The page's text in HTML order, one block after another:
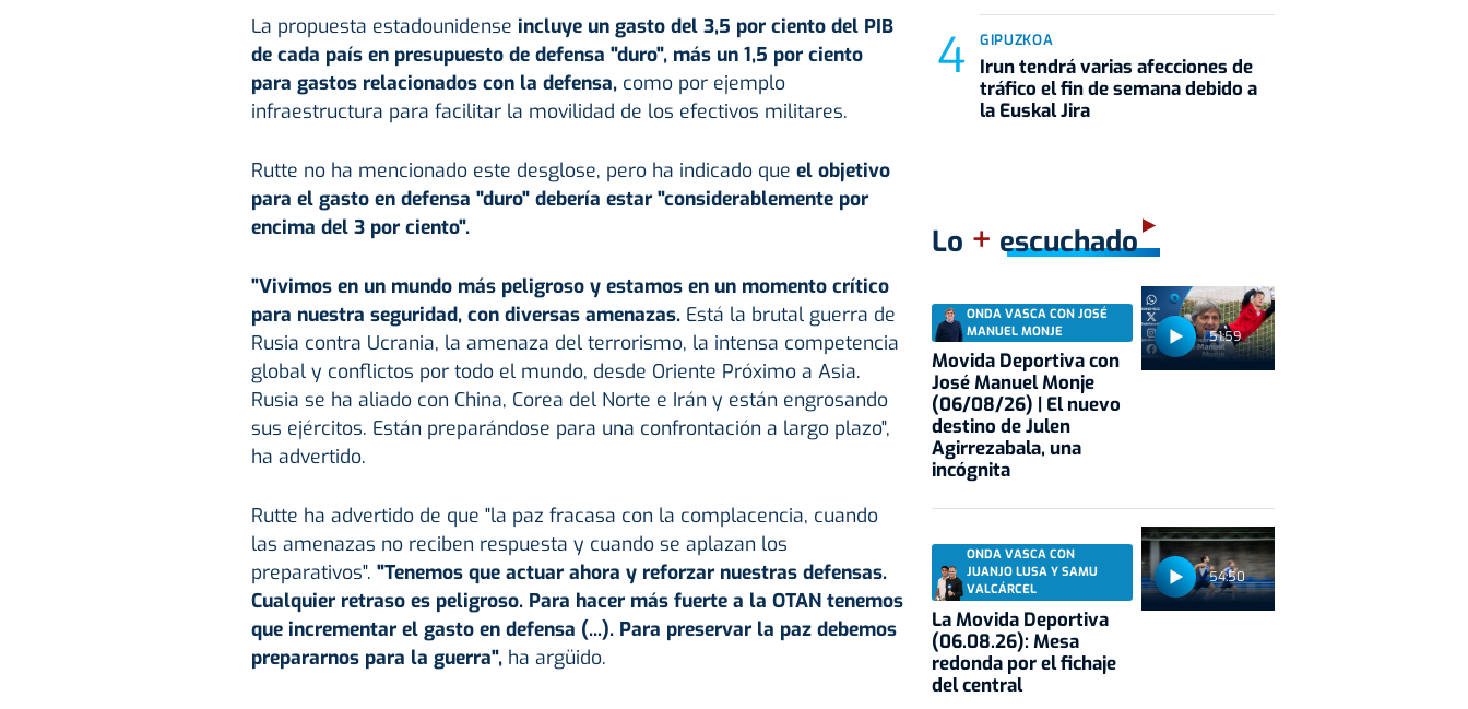
La propuesta estadounidense incluye un gasto del 3,5 por ciento del PIB
de cada país en presupuesto de defensa "duro", más un 1,5 por ciento
para gastos relacionados con la defensa,como por ejemplo
infraestructura para facilitar la movilidad de los efectivos militares.
Rutte no ha mencionado este desglose, pero ha indicado que el objetivo
para el gasto en defensa "duro" debería estar "considerablemente por
encima del 3 por ciento".
"Vivimos en un mundo más peligroso y estamos en un momento crítico
para nuestra seguridad, con diversas amenazas. Está la brutal guerra de
Rusia contra Ucrania, la amenaza del terrorismo, la intensa competencia
global y conflictos por todo el mundo, desde Oriente Próximo a Asia.
Rusia se ha aliado con China, Corea del Norte e Irán y están engrosando
sus ejércitos. Están preparándose para una confrontación a largo plazo",
ha advertido.
Rutte ha advertido de que "la paz fracasa con la complacencia, cuando
las amenazas no reciben respuesta y cuando se aplazan los
preparativos". "Tenemos que actuar ahora y reforzar nuestras defensas.
Cualquier retraso es peligroso. Para hacer más fuerte a la OTAN tenemos
que incrementar el gasto en defensa (...). Para preservar la paz debemos
prepararnos para la guerra", ha argüido.
GIPUZKOA
Irun tendrá varias afecciones de
tráfico el fin de semana debido a
la Euskal Jira
Lo + escuchado
51:59
ONDA VASCA CON JOSÉ
MANUEL MONJE
Movida Deportiva con
José Manuel Monje
(06/08/26) | El nuevo
destino de Julen
Agirrezabala, una
incógnita
54:50
ONDA VASCA CON
JUANJO LUSA Y SAMU
VALCÁRCEL
La Movida Deportiva
(06.08.26): Mesa
redonda por el fichaje
del central